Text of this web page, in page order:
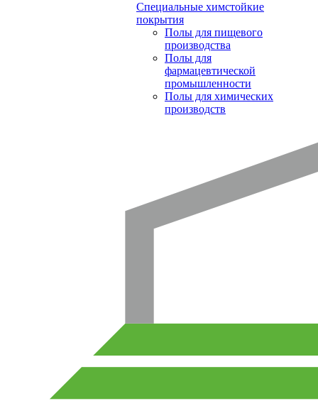
Специальные химстойкие
покрытия
Полы для пищевого
производства
Полы для
фармацевтической
промышленности
Полы для химических
производств